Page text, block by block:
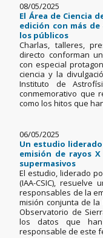
08/05/2025
El Área de Ciencia
edición con más
los públicos
Charlas, talleres,
directo conforman
con especial
ciencia y la
Instituto de
conmemorativo que
como los hitos que
06/05/2025
Un estudio liderado
emisión de rayos
supermasivos
El estudio, liderado
(IAA-CSIC),
responsables de la
misión conjunta de la
Observatorio de
los datos que han
responsable de este